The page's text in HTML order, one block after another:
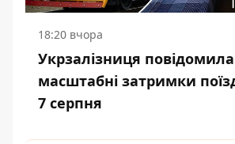
18:20 вчора
Укрзалізниця
масштабні затримки
7 серпня